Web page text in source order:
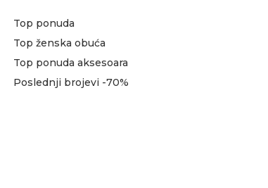
Top ponuda
Top ženska obuća
Top ponuda aksesoara
Poslednji brojevi -70%